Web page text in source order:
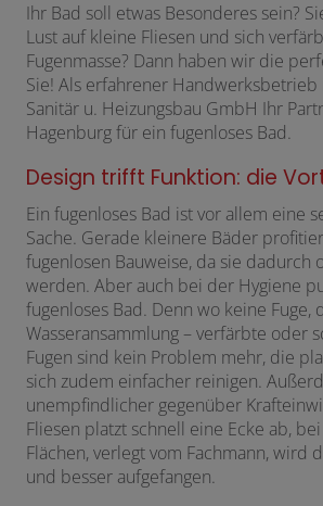
Ihr Bad soll etwas Besonderes sein?
Lust auf kleine Fliesen und sich
Fugenmasse? Dann haben wir die
Sie! Als erfahrener Handwerksbetrieb
Sanitär u. Heizungsbau GmbH Ihr
Hagenburg für ein fugenloses Bad.
Design trifft Funktion: die
Ein fugenloses Bad ist vor allem eine
Sache. Gerade kleinere Bäder
fugenlosen Bauweise, da sie dadurch
werden. Aber auch bei der Hygiene
fugenloses Bad. Denn wo keine Fuge,
Wasseransammlung – verfärbte oder
Fugen sind kein Problem mehr, die
sich zudem einfacher reinigen.
unempfindlicher gegenüber
Fliesen platzt schnell eine Ecke ab,
Flächen, verlegt vom Fachmann, wird
und besser aufgefangen.